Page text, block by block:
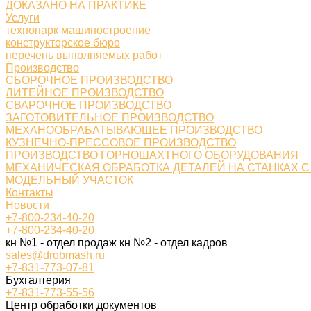
ДОКАЗАНО НА ПРАКТИКЕ
Услуги
технопарк машиностроение
конструкторское бюро
перечень выполняемых работ
Производство
СБОРОЧНОЕ ПРОИЗВОДСТВО
ЛИТЕЙНОЕ ПРОИЗВОДСТВО
СВАРОЧНОЕ ПРОИЗВОДСТВО
ЗАГОТОВИТЕЛЬНОЕ ПРОИЗВОДСТВО
МЕХАНООБРАБАТЫВАЮЩЕЕ ПРОИЗВОДСТВО
КУЗНЕЧНО-ПРЕССОВОЕ ПРОИЗВОДСТВО
ПРОИЗВОДСТВО ГОРНОШАХТНОГО ОБОРУДОВАНИЯ
МЕХАНИЧЕСКАЯ ОБРАБОТКА ДЕТАЛЕЙ НА СТАНКАХ
МОДЕЛЬНЫЙ УЧАСТОК
Контакты
Новости
+7-800-234-40-20
+7-800-234-40-20
кн №1 - отдел продаж кн №2 - отдел кадров
sales@drobmash.ru
+7-831-773-07-81
Бухгалтерия
+7-831-773-55-56
Центр обработки документов